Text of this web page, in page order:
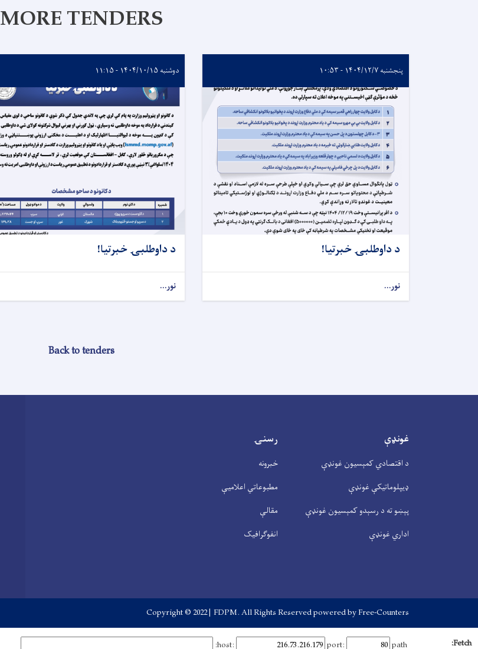
MORE TENDERS
پنجشنبه ۱۴۰۴/۱۲/۷ - ۱۰:۵۳
د داوطلبۍ خبرتیا!
نور...
دوشنبه ۱۴۰۴/۱۰/۱۵ - ۱۱:۱۵
د داوطلبۍ خبرتیا!
نور...
Back to tenders
غونډې
د اقتصادي کمېسیون غونډې
ډیپلوماتیکې غونډې
پېښو ته د رسېدو کمېسیون غونډې
اداري غونډې
رسنۍ
خبرونه
مطبوعاتي اعلامیې
مقالې
انفوګرافیک
Copyright © 2022 | FDPM. All Rights Reservedpowered by Free-Counters
Fetch:
host: port: path: